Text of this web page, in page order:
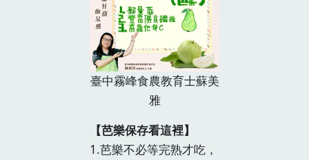
臺中霧峰食農教育士蘇美
雅
【芭樂保存看這裡】
1.芭樂不必等完熟才吃，